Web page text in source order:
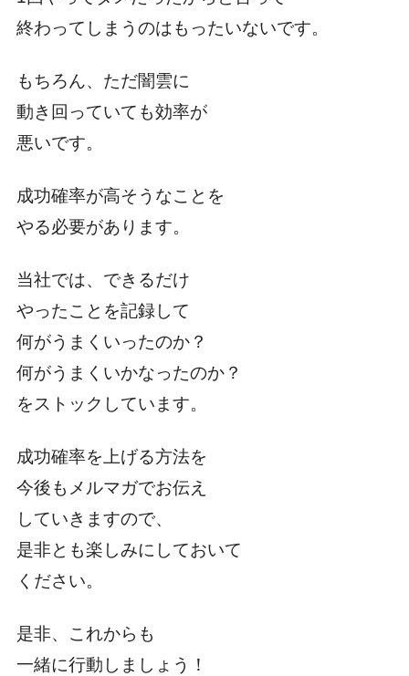
終わってしまうのはもったいないです。
もちろん、ただ闇雲に
動き回っていても効率が
悪いです。
成功確率が高そうなことを
やる必要があります。
当社では、できるだけ
やったことを記録して
何がうまくいったのか？
何がうまくいかなったのか？
をストックしています。
成功確率を上げる方法を
今後もメルマガでお伝え
していきますので、
是非とも楽しみにしておいて
ください。
是非、これからも
一緒に行動しましょう！